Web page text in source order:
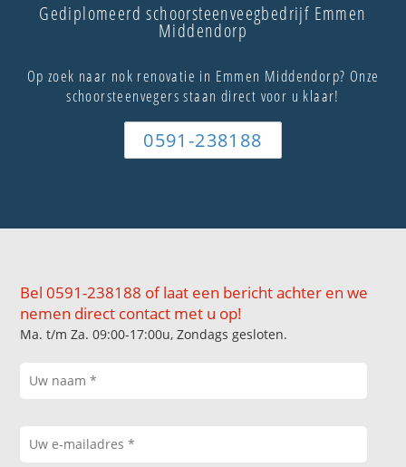
Gediplomeerd schoorsteenveegbedrijf Emmen
Middendorp
Op zoek naar nok renovatie in Emmen Middendorp? Onze
schoorsteenvegers staan direct voor u klaar!
0591-238188
Bel 0591-238188 of laat een bericht achter en we
nemen direct contact met u op!
Ma. t/m Za. 09:00-17:00u, Zondags gesloten.